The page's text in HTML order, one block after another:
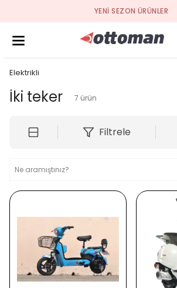
YENI SEZON ÜRÜNLER
Elektrikli
İki teker 7 ürün
Filtrele